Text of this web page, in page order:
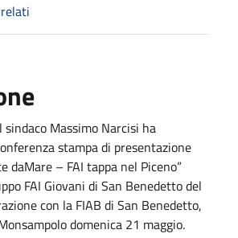
Massimo Narcisi ha
stampa di presentazione
daMare – FAI tappa nel Piceno”
FAI Giovani di San Benedetto del
con la FIAB di San Benedetto,
domenica 21 maggio.